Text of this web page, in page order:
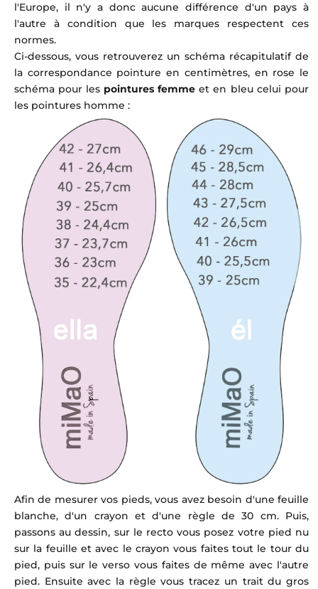
l'Europe, il n'y a donc aucune différence d'un pays à
l'autre à condition que les marques respectent ces
normes.
Ci-dessous, vous retrouverez un schéma récapitulatif de
la correspondance pointure en centimètres, en rose le
schéma pour les pointures femme et en bleu celui pour
les pointures homme :
Afin de mesurer vos pieds, vous avez besoin d'une feuille
blanche, d'un crayon et d'une règle de 30 cm. Puis,
passons au dessin, sur le recto vous posez votre pied nu
sur la feuille et avec le crayon vous faites tout le tour du
pied, puis sur le verso vous faites de même avec l'autre
pied. Ensuite avec la règle vous tracez un trait du gros